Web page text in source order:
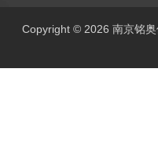
Copyright © 2026 南京铭